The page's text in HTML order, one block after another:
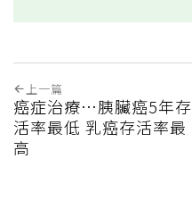
上一篇
癌症治療…胰臟癌5年存
活率最低 乳癌存活率最
高